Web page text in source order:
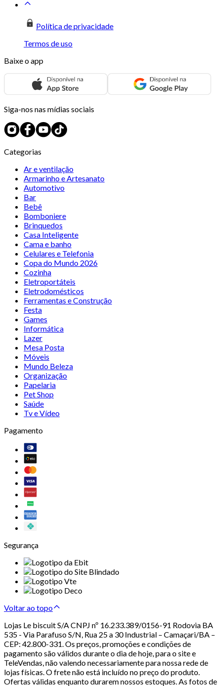
Política de privacidade
Termos de uso
Baixe o app
Siga-nos nas mídias sociais
Categorias
Ar e ventilação
Armarinho e Artesanato
Automotivo
Bar
Bebê
Bomboniere
Brinquedos
Casa Inteligente
Cama e banho
Celulares e Telefonia
Copa do Mundo 2026
Cozinha
Eletroportáteis
Eletrodomésticos
Ferramentas e Construção
Festa
Games
Informática
Lazer
Mesa Posta
Móveis
Mundo Beleza
Organização
Papelaria
Pet Shop
Saúde
Tv e Vídeo
Pagamento
Segurança
Voltar ao topo
Lojas Le biscuit S/A CNPJ nº 16.233.389/0156-91 Rodovia BA
535 - Via Parafuso S/N, Rua 25 a 30 Industrial – Camaçari/BA –
CEP: 42.800-331. Os preços, promoções e condições de
pagamento são válidos durante o dia de hoje, para o site e
TeleVendas, não valendo necessariamente para nossa rede de
lojas físicas. O frete não está incluído no preço do produto.
Ofertas válidas enquanto durarem nossos estoques. As fotos de